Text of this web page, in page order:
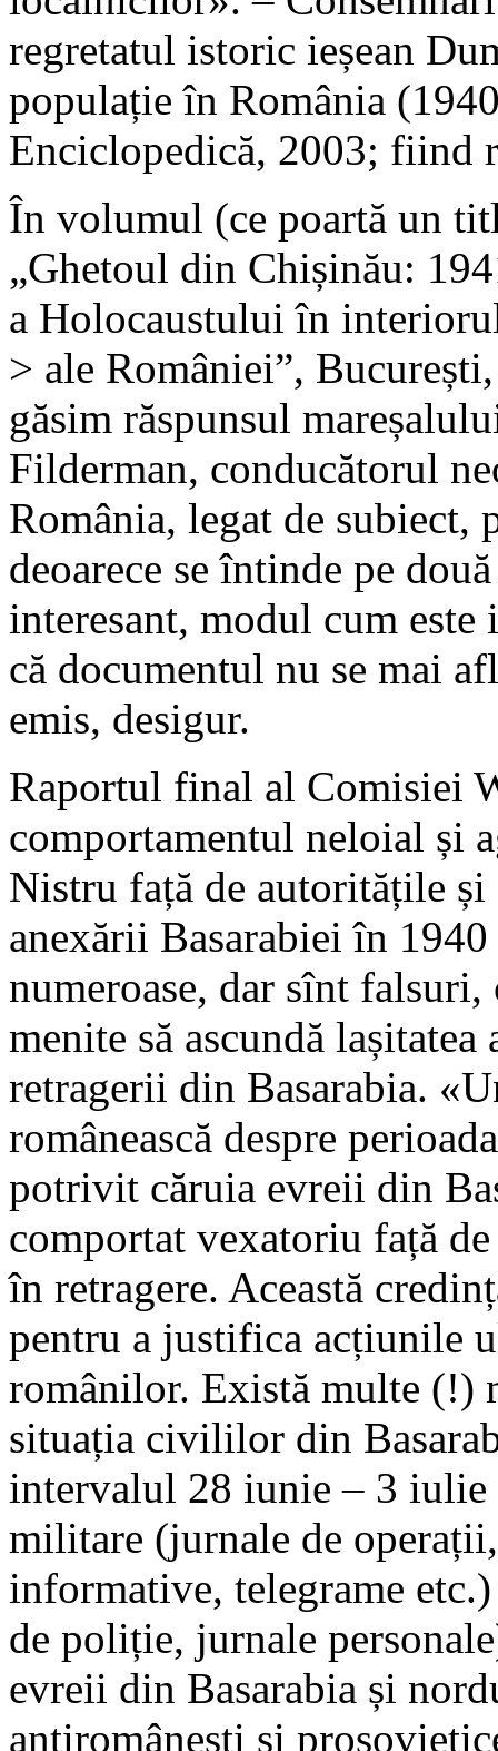
regretatul istoric ieșean
populație în România
Enciclopedică, 2003; fiind
În volumul (ce poartă un
„Ghetoul din Chișinău:
a Holocaustului în
> ale României”,
găsim răspunsul
Filderman, conducătorul
România, legat de subiect,
deoarece se întinde pe
interesant, modul cum
că documentul nu se mai
emis, desigur.
Raportul final al Comisiei
comportamentul neloial și
Nistru față de autoritățile
anexării Basarabiei în
numeroase, dar sînt
menite să ascundă
retragerii din Basarabia.
românească despre
potrivit căruia evreii din
comportat vexatoriu față
în retragere. Această
pentru a justifica acțiunile
românilor. Există multe (!)
situația civililor din
intervalul 28 iunie – 3 iulie
militare (jurnale de
informative, telegrame
de poliție, jurnale
evreii din Basarabia și
antiromânești și